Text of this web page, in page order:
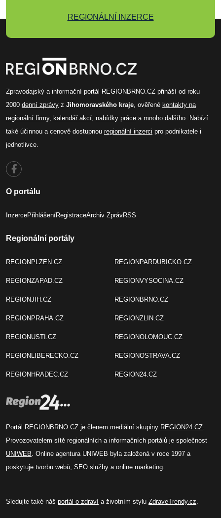
REGIONÁLNÍ INZERCE
Zpravodajský a informační portál REGIONBRNO.CZ přináší od roku
2000 denní zprávy z Jihomoravského kraje, ověřené kontakty na
regionální firmy, kalendář akcí, nabídky práce a mnoho dalšího. Nabízí
také účinnou a cenově dostupnou regionální inzerci pro podnikatele i
jednotlivce.
O portálu
InzercePřihlášeníRegistraceArchiv ZprávRSS
Regionální portály
REGIONPLZEN.CZ
REGIONZAPAD.CZ
REGIONJIH.CZ
REGIONPRAHA.CZ
REGIONUSTI.CZ
REGIONLIBERECKO.CZ
REGIONHRADEC.CZ
REGIONPARDUBICKO.CZ
REGIONVYSOCINA.CZ
REGIONBRNO.CZ
REGIONZLIN.CZ
REGIONOLOMOUC.CZ
REGIONOSTRAVA.CZ
REGION24.CZ
Portál REGIONBRNO.CZ je členem mediální skupiny REGION24.CZ.
Provozovatelem sítě regionálních a informačních portálů je společnost
UNIWEB. Online agentura UNIWEB byla založená v roce 1997 a
poskytuje tvorbu webů, SEO služby a online marketing.
Sledujte také náš portál o zdraví a životním stylu ZdraveTrendy.cz.